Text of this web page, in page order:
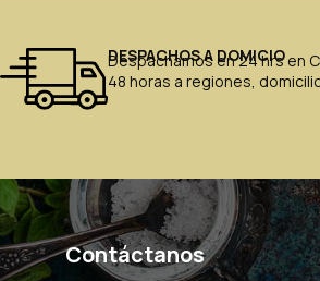
DESPACHOS A DOMICIO
Despachamos en 24 hrs en
48 horas a regiones,
Contáctanos